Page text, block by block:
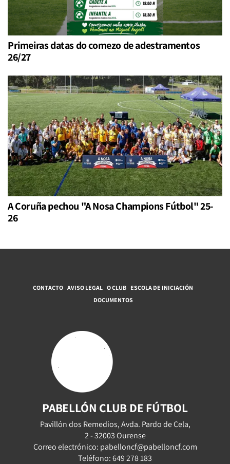
Primeiras datas do comezo de adestramentos
26/27
A Coruña pechou "A Nosa Champions Fútbol" 25-
26
CONTACTO AVISO LEGAL O CLUB ESCOLA DE INICIACIÓN
DOCUMENTOS
PABELLÓN CLUB DE FÚTBOL
Pavillón dos Remedios, Avda. Pardo de Cela,
2 - 32003 Ourense
Correo electrónico: pabelloncf@pabelloncf.com
Teléfono: 649 278 183